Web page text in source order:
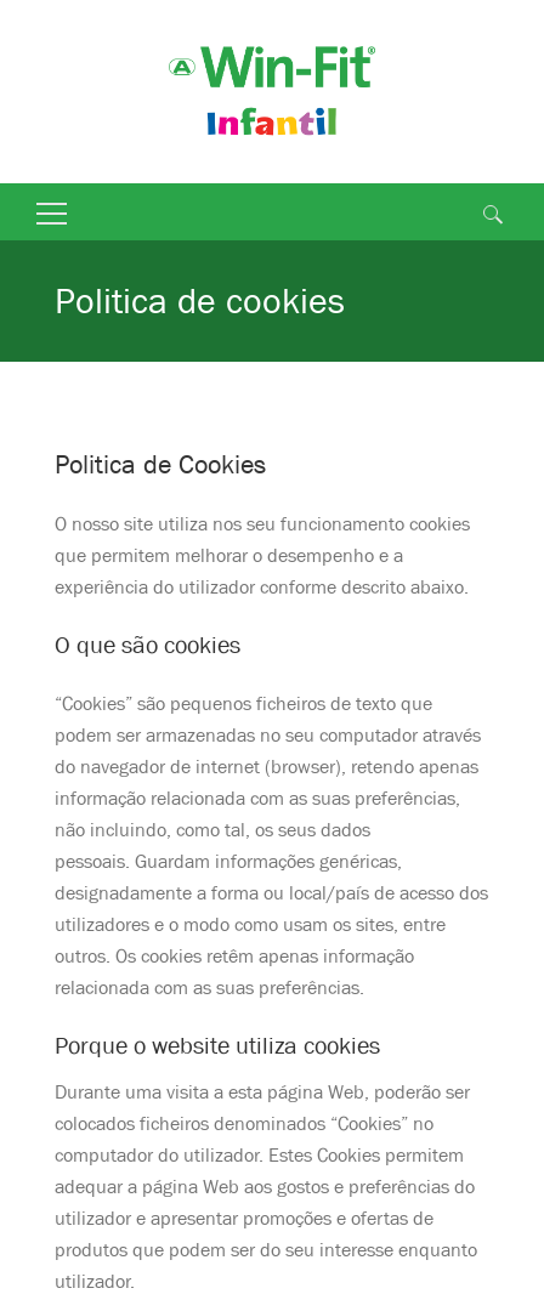
por:Politica de cookies
Politica de Cookies
O nosso site utiliza nos seu funcionamento cookies
que permitem melhorar o desempenho e a
experiência do utilizador conforme descrito abaixo.
O que são cookies
“Cookies” são pequenos ficheiros de texto que
podem ser armazenadas no seu computador através
do navegador de internet (browser), retendo apenas
informação relacionada com as suas preferências,
não incluindo, como tal, os seus dados
pessoais. Guardam informações genéricas,
designadamente a forma ou local/país de acesso dos
utilizadores e o modo como usam os sites, entre
outros. Os cookies retêm apenas informação
relacionada com as suas preferências.
Porque o website utiliza cookies
Durante uma visita a esta página Web, poderão ser
colocados ficheiros denominados “Cookies” no
computador do utilizador. Estes Cookies permitem
adequar a página Web aos gostos e preferências do
utilizador e apresentar promoções e ofertas de
produtos que podem ser do seu interesse enquanto
utilizador.